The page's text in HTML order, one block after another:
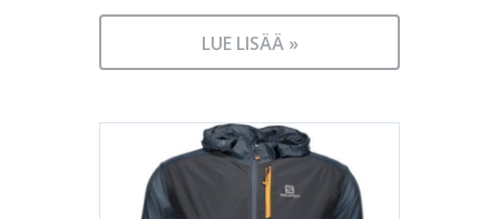
LUE LISÄÄ »